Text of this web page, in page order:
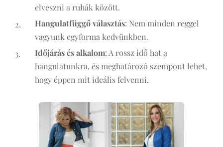
elveszni a ruhák között.
Hangulatfüggő választás: Nem minden reggel
vagyunk egyforma kedvünkben.
Időjárás és alkalom: A rossz idő hat a
hangulatunkra, és meghatározó szempont lehet,
hogy éppen mit ideális felvenni.